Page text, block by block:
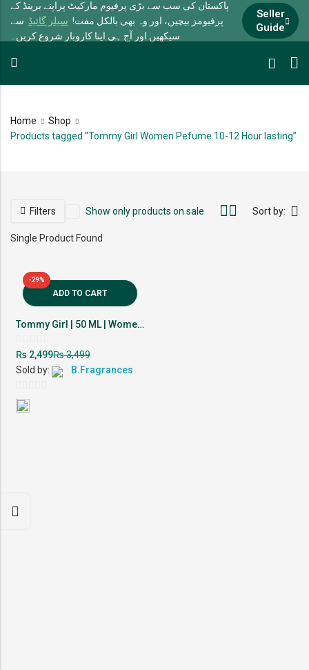
پاکستان کی سب سے بڑی پرفیوم مارکیٹ پراپنے برینڈ کے
پرفیومز بیچیں، اور وہ بھی بالکل مفت! سیلر گائیڈ سے
سیکھیں اور آج ہی اپنا کاروبار شروع کریں۔
Seller
Guide
Home
Shop
Products tagged “Tommy Girl Women Pefume 10-12 Hour lasting”
Filters Show only products on sale Sort by:
Single Product Found
-29%
ADD TO CART
Tommy Girl | 50 ML | Women Perfume | 10-12 Hour Lasting
Rated
0
out
of
₨2,499₨3,499
Sold by:
B.Fragrances
0
out